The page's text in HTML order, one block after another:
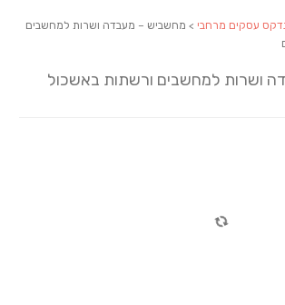
עסקים מרחבי > מחשביש – מעבדה ושרות למחשבים
ושרות למחשבים ורשתות באשכול